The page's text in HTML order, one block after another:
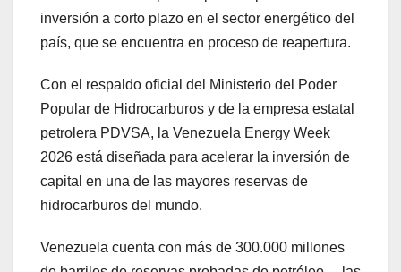
inversión a corto plazo en el sector energético del
país, que se encuentra en proceso de reapertura.
Con el respaldo oficial del Ministerio del Poder
Popular de Hidrocarburos y de la empresa estatal
petrolera PDVSA, la Venezuela Energy Week
2026 está diseñada para acelerar la inversión de
capital en una de las mayores reservas de
hidrocarburos del mundo.
Venezuela cuenta con más de 300.000 millones